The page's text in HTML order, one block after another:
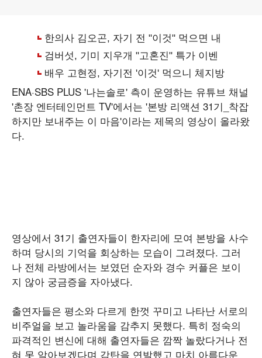
ENA·SBS PLUS '나는솔로' 측이 운영하는 유튜브 채널
'촌장 엔터테인먼트 TV'에서는 '본방 리액션 31기_착잡
하지만 보내주는 이 마음'이라는 제목의 영상이 올라왔
다.
영상에서 31기 출연자들이 한자리에 모여 본방을 사수
하며 당시의 기억을 회상하는 모습이 그려졌다. 그러
나 전체 라방에서는 보였던 순자와 경수 커플은 보이
지 않아 궁금증을 자아냈다.
출연자들은 평소와 다르게 한껏 꾸미고 나타난 서로의
비주얼을 보고 놀라움을 감추지 못했다. 특히 정숙의
파격적인 변신에 대해 출연자들은 깜짝 놀랐다거나 전
혀 못 알아보겠다며 감탄을 연발했고 마치 아름다운